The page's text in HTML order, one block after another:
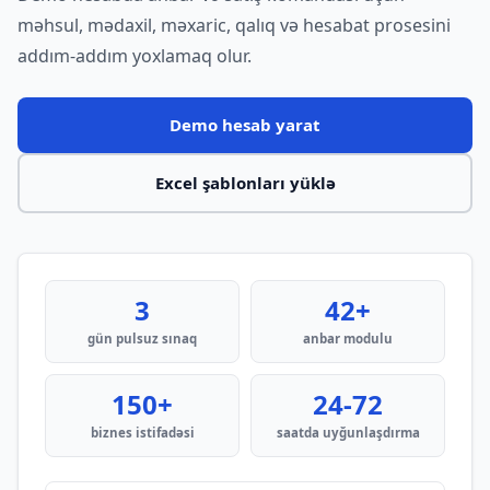
məhsul, mədaxil, məxaric, qalıq və hesabat prosesini
addım-addım yoxlamaq olur.
Demo hesab yarat
Excel şablonları yüklə
3
gün pulsuz sınaq
42+
anbar modulu
150+
biznes istifadəsi
24-72
saatda uyğunlaşdırma